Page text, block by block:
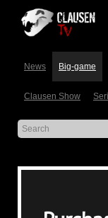
News Big-game
Clausen Show